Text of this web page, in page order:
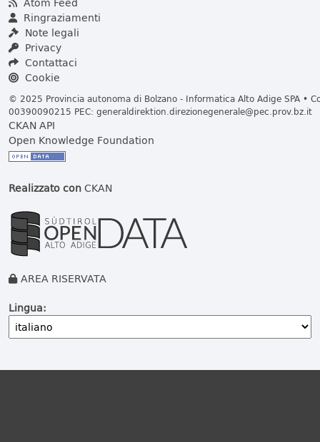
Ringraziamenti
Note legali
Privacy
Contattaci
Cookie
© 2025 Provincia autonoma di Bolzano - Informatica Alto Adige SPA •
00390090215 PEC: generaldirektion.direzionegenerale@pec.prov.bz.it
CKAN API
Open Knowledge Foundation
Realizzato conCKAN
AREA RISERVATA
Lingua